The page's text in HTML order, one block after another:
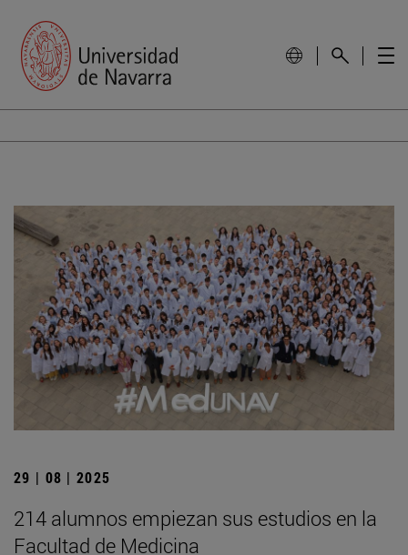
29 | 08 | 2025
214 alumnos empiezan sus estudios en la
Facultad de Medicina